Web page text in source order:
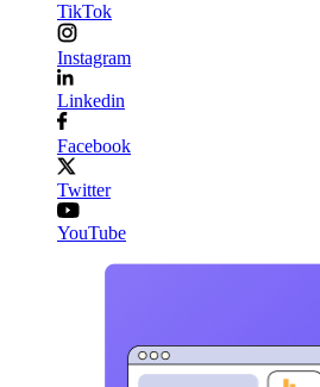
TikTok
Instagram
Linkedin
Facebook
Twitter
YouTube